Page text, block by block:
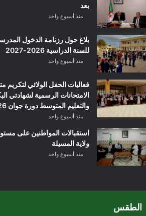
بعد
منذ أسبوع واحد
بلاغ حول رزنامة الدخول
للسنة الدراسية 2026-2027
منذ أسبوع واحد
فعاليات الحفل الولائي لتكريم
الامتحانات الرسمية لشهادتي
والتعليم المتوسط دورة جوان 2026
منذ أسبوع واحد
استقبالات المواطنين على
ولاية المسيلة
منذ أسبوع واحد
الطقس